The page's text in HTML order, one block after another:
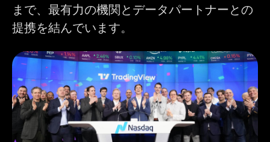
チャートごとのイン
ジケーター
2 5 10
カスタムインジケー
ターテンプレート
1
110以上のスマート
描画ツール
出来高プロファイル
まで、最有力の機関とデータパートナーとの
提携を結んでいます。